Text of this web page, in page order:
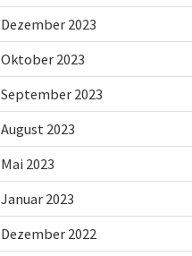
Dezember 2023
Oktober 2023
September 2023
August 2023
Mai 2023
Januar 2023
Dezember 2022